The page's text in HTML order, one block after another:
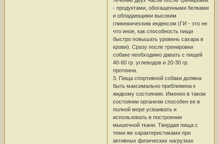
- продуктами, обогащенными белками
и обладающими высоким
гликемическим индексом (ГИ - это не
что иное, как способность пищи
быстро повышать уровень сахара в
крови). Сразу после тренировки
собаке необходимо давать с пищей
40-60 гр. углеводов и 20-30 гр.
протеина.
3. Пища спортивной собаки должна
быть максимально приближена к
жидкому состоянию. Именно в таком
состоянии организм способен ее в
полной мере усваивать и
использовать в построении
мышечной ткани. Твердая пища с
теми же характеристиками при
активных физических нагрузках